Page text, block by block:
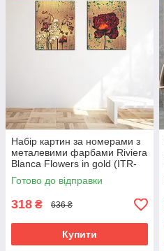
Набір картин за номерами з
металевими фарбами Riviera
Blanca Flowers in gold (ITR-
085) 2 шт в наборі
Готово до відправки
318 ₴ 636 ₴
Купити